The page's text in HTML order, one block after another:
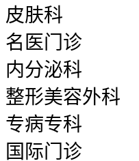
皮肤科
名医门诊
内分泌科
整形美容外科
专病专科
国际门诊